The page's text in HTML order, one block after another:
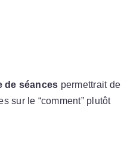
de séances permettrait de
sur le “comment” plutôt